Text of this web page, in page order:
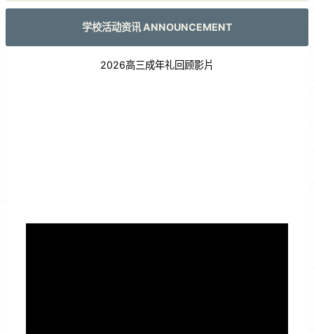
学校活动资讯 ANNOUNCEMENT
2026高三成年礼回顾影片